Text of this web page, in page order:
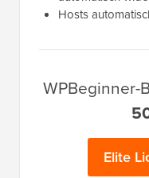
Hosts
WPBeginner-
Elite